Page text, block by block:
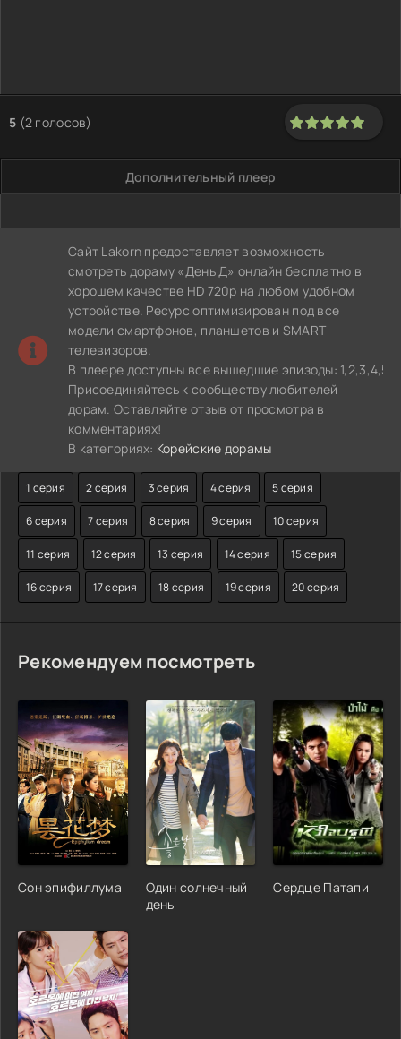
5 (2 голосов)
Дополнительный плеер
Сайт Lakorn предоставляет возможность
смотреть дораму «День Д» онлайн бесплатно в
хорошем качестве HD 720p на любом удобном
устройстве. Ресурс оптимизирован под все
модели смартфонов, планшетов и SMART
телевизоров.
В плеере доступны все вышедшие эпизоды:
Присоединяйтесь к сообществу любителей
дорам. Оставляйте отзыв от просмотра в
комментариях!
В категориях: Корейские дорамы
1 серия 2 серия 3 серия 4 серия 5 серия
6 серия 7 серия 8 серия 9 серия 10 серия
11 серия 12 серия 13 серия 14 серия 15 серия
16 серия 17 серия 18 серия 19 серия 20 серия
Рекомендуем посмотреть
Сон эпифиллума
Один солнечный
день
Сердце Патапи